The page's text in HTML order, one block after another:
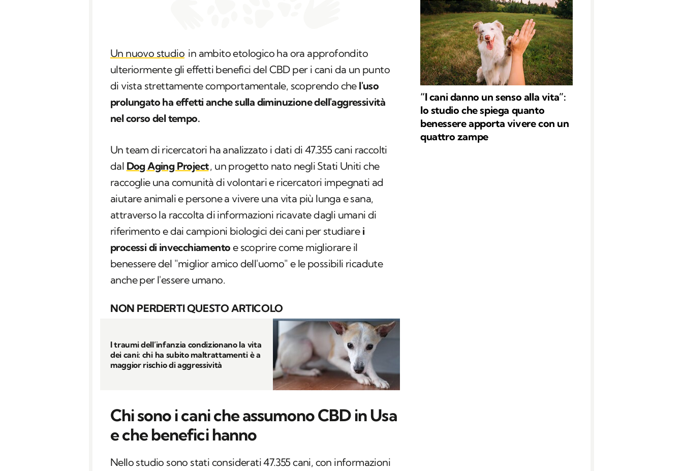
Un nuovo studio in ambito etologico ha ora approfondito
ulteriormente gli effetti benefici del CBD per i cani da un punto
di vista strettamente comportamentale, scoprendo chel'uso
prolungato ha effetti anche sulla diminuzione dell'aggressività
nel corso del tempo.
Un team di ricercatori ha analizzato i dati di 47.355 cani raccolti
dal Dog Aging Project, un progetto nato negli Stati Uniti che
raccoglie una comunità di volontari e ricercatori impegnati ad
aiutare animali e persone a vivere una vita più lunga e sana,
attraverso la raccolta di informazioni ricavate dagli umani di
riferimento e dai campioni biologici dei cani per studiare i
processi di invecchiamento e scoprire come migliorare il
benessere del "miglior amico dell'uomo" e le possibili ricadute
anche per l'essere umano.
NON PERDERTI QUESTO ARTICOLO
I traumi dell’infanzia condizionano la vita
dei cani: chi ha subito maltrattamenti è a
maggior rischio di aggressività
Chi sono i cani che assumono CBD in Usa
e che benefici hanno
Nello studio sono stati considerati 47.355 cani, con informazioni
“I cani danno un senso alla vita”:
lo studio che spiega quanto
benessere apporta vivere con un
quattro zampe